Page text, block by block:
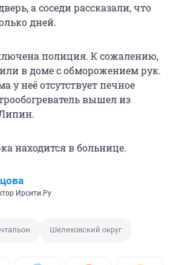
а соседи рассказали, что
дней.
полиция. К сожалению,
в доме с обморожением рук.
у неё отсутствует печное
вышел из
находится в больнице.
Ирсити.Ру
Шелеховский округ